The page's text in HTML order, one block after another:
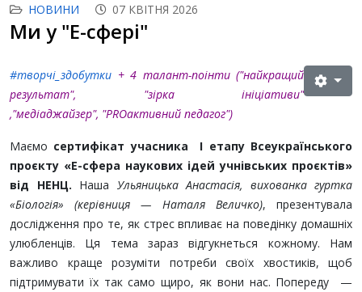
НОВИНИ 07 КВІТНЯ 2026
Ми у "Е-сфері"
#творчі_здобутки + 4 талант-поінти ("найкращий
результат", "зірка ініціативи"
,"медіаджайзер", "PROактивний педагог")
Маємо сертифікат учасника І етапу Всеукраїнського
проєкту «Е-сфера наукових ідей учнівських проєктів»
від НЕНЦ. Наша Ульяницька Анастасія, вихованка гуртка
«Біологія» (керівниця — Наталя Величко), презентувала
дослідження про те, як стрес впливає на поведінку домашніх
улюбленців. Ця тема зараз відгукнеться кожному. Нам
важливо краще розуміти потреби своїх хвостиків, щоб
підтримувати їх так само щиро, як вони нас. Попереду —